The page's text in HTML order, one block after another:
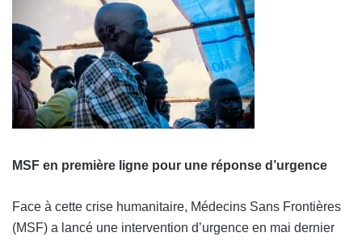
MSF en première ligne pour une réponse d’urgence
Face à cette crise humanitaire, Médecins Sans Frontières
(MSF) a lancé une intervention d’urgence en mai dernier